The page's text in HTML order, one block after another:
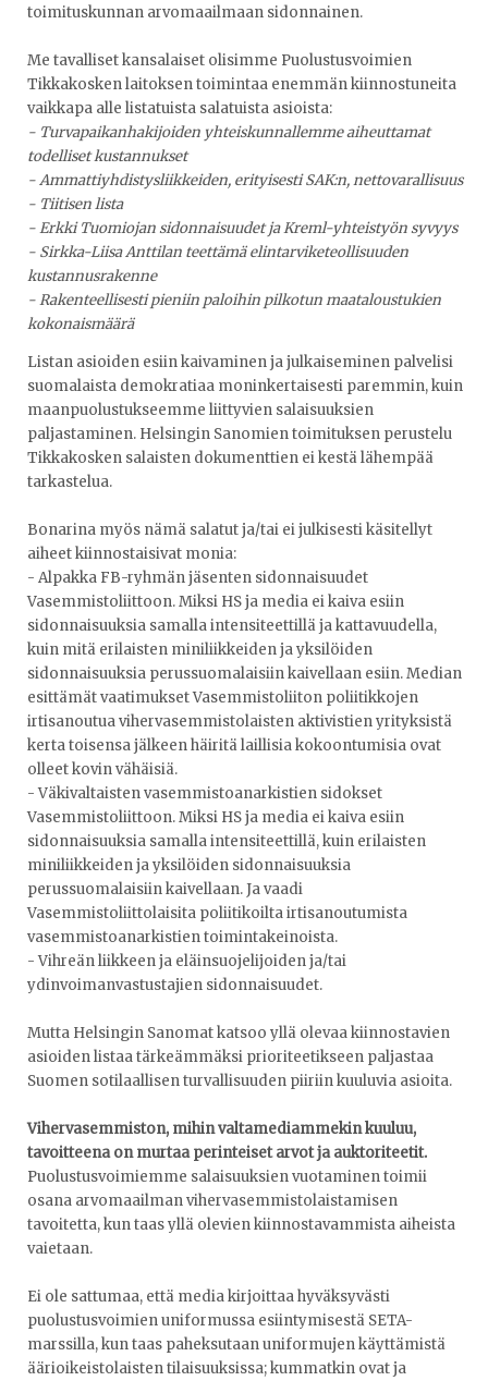
toimituskunnan arvomaailmaan sidonnainen.
Me tavalliset kansalaiset olisimme Puolustusvoimien
Tikkakosken laitoksen toimintaa enemmän kiinnostuneita
vaikkapa alle listatuista salatuista asioista:
- Turvapaikanhakijoiden yhteiskunnallemme aiheuttamat
todelliset kustannukset
- Ammattiyhdistysliikkeiden, erityisesti SAK:n, nettovarallisuus
- Tiitisen lista
- Erkki Tuomiojan sidonnaisuudet ja Kreml-yhteistyön syvyys
- Sirkka-Liisa Anttilan teettämä elintarviketeollisuuden
kustannusrakenne
- Rakenteellisesti pieniin paloihin pilkotun maataloustukien
kokonaismäärä
Listan asioiden esiin kaivaminen ja julkaiseminen palvelisi
suomalaista demokratiaa moninkertaisesti paremmin, kuin
maanpuolustukseemme liittyvien salaisuuksien
paljastaminen. Helsingin Sanomien toimituksen perustelu
Tikkakosken salaisten dokumenttien ei kestä lähempää
tarkastelua.
Bonarina myös nämä salatut ja/tai ei julkisesti käsitellyt
aiheet kiinnostaisivat monia:
- Alpakka FB-ryhmän jäsenten sidonnaisuudet
Vasemmistoliittoon. Miksi HS ja media ei kaiva esiin
sidonnaisuuksia samalla intensiteettillä ja kattavuudella,
kuin mitä erilaisten miniliikkeiden ja yksilöiden
sidonnaisuuksia perussuomalaisiin kaivellaan esiin. Median
esittämät vaatimukset Vasemmistoliiton poliitikkojen
irtisanoutua vihervasemmistolaisten aktivistien yrityksistä
kerta toisensa jälkeen häiritä laillisia kokoontumisia ovat
olleet kovin vähäisiä.
- Väkivaltaisten vasemmistoanarkistien sidokset
Vasemmistoliittoon. Miksi HS ja media ei kaiva esiin
sidonnaisuuksia samalla intensiteettillä, kuin erilaisten
miniliikkeiden ja yksilöiden sidonnaisuuksia
perussuomalaisiin kaivellaan. Ja vaadi
Vasemmistoliittolaisita poliitikoilta irtisanoutumista
vasemmistoanarkistien toimintakeinoista.
- Vihreän liikkeen ja eläinsuojelijoiden ja/tai
ydinvoimanvastustajien sidonnaisuudet.
Mutta Helsingin Sanomat katsoo yllä olevaa kiinnostavien
asioiden listaa tärkeämmäksi prioriteetikseen paljastaa
Suomen sotilaallisen turvallisuuden piiriin kuuluvia asioita.
Vihervasemmiston, mihin valtamediammekin kuuluu,
tavoitteena on murtaa perinteiset arvot ja auktoriteetit.
Puolustusvoimiemme salaisuuksien vuotaminen toimii
osana arvomaailman vihervasemmistolaistamisen
tavoitetta, kun taas yllä olevien kiinnostavammista aiheista
vaietaan.
Ei ole sattumaa, että media kirjoittaa hyväksyvästi
puolustusvoimien uniformussa esiintymisestä SETA-
marssilla, kun taas paheksutaan uniformujen käyttämistä
äärioikeistolaisten tilaisuuksissa; kummatkin ovat ja